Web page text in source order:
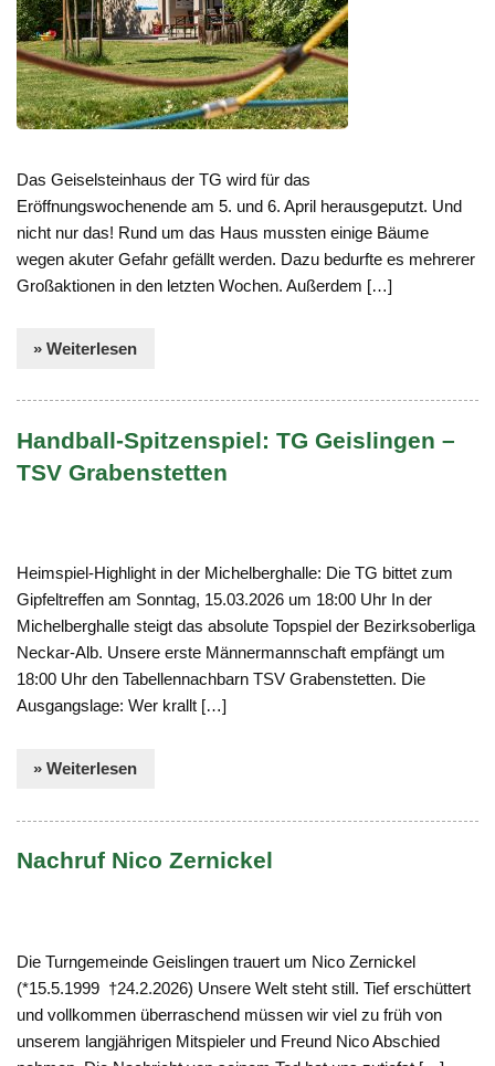
Das Geiselsteinhaus der TG wird für das
Eröffnungswochenende am 5. und 6. April herausgeputzt. Und
nicht nur das! Rund um das Haus mussten einige Bäume
wegen akuter Gefahr gefällt werden. Dazu bedurfte es mehrerer
Großaktionen in den letzten Wochen. Außerdem […]
» Weiterlesen
Handball-Spitzenspiel: TG Geislingen –
TSV Grabenstetten
Heimspiel-Highlight in der Michelberghalle: Die TG bittet zum
Gipfeltreffen am Sonntag, 15.03.2026 um 18:00 Uhr In der
Michelberghalle steigt das absolute Topspiel der Bezirksoberliga
Neckar-Alb. Unsere erste Männermannschaft empfängt um
18:00 Uhr den Tabellennachbarn TSV Grabenstetten. Die
Ausgangslage: Wer krallt […]
» Weiterlesen
Nachruf Nico Zernickel
Die Turngemeinde Geislingen trauert um Nico Zernickel
(*15.5.1999 †24.2.2026) Unsere Welt steht still. Tief erschüttert
und vollkommen überraschend müssen wir viel zu früh von
unserem langjährigen Mitspieler und Freund Nico Abschied